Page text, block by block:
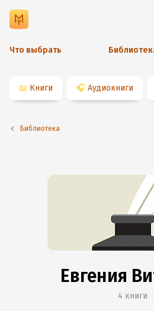
Что выбрать
📖 Книги 🎧 Аудиокниги
Библиотека
Евгения
4 книги